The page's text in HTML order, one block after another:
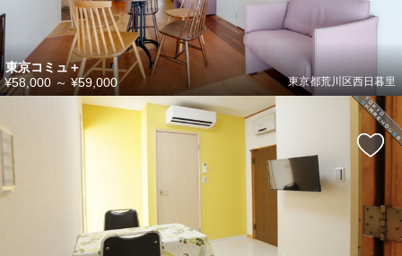
東京コミュ＋
東京都荒川区西日暮里
¥58,000～ ¥59,000